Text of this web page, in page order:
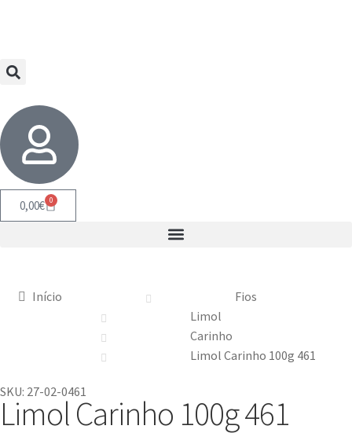
0,00€ 0
Início
Fios
Limol
Carinho
Limol Carinho 100g 461
SKU: 27-02-0461
Limol Carinho 100g 461